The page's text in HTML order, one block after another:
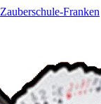
Zauberschule-Franken